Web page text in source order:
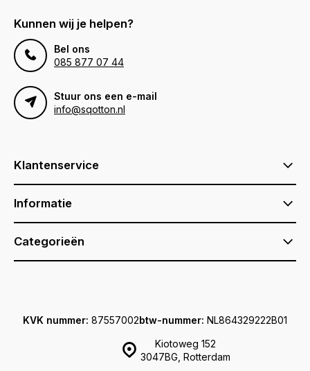
Kunnen wij je helpen?
Bel ons
085 877 07 44
Stuur ons een e-mail
info@sqotton.nl
Klantenservice
Informatie
Categorieën
Kiotoweg 152
3047BG, Rotterdam
KVK nummer: 87557002btw-nummer: NL864329222B01